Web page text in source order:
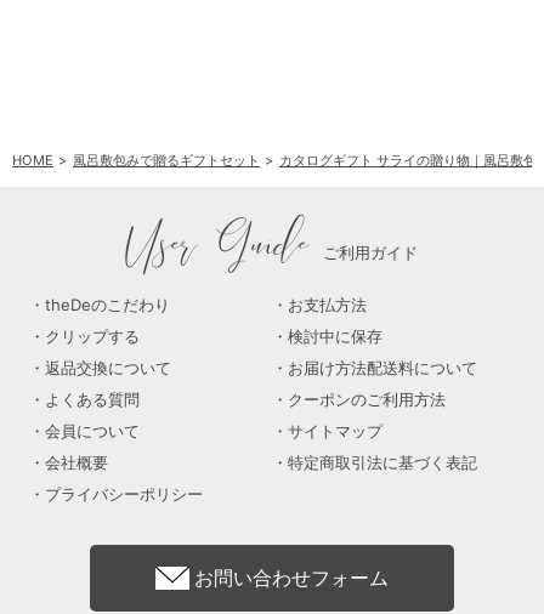
HOME 風呂敷包みで贈るギフトセット カタログギフト サライの贈り物｜風呂敷包
User Guide ご利用ガイド
theDeのこだわり
お支払方法
クリップする
検討中に保存
返品交換について
お届け方法配送料について
よくある質問
クーポンのご利用方法
会員について
サイトマップ
会社概要
特定商取引法に基づく表記
プライバシーポリシー
お問い合わせフォーム